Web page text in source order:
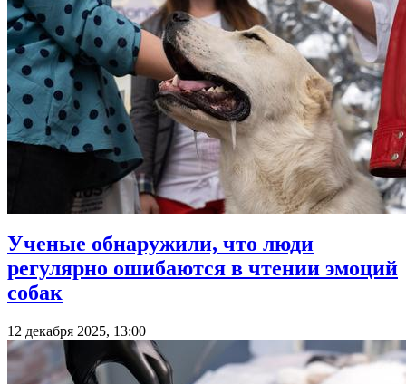
Ученые обнаружили, что люди
регулярно ошибаются в чтении эмоций
собак
12 декабря 2025, 13:00